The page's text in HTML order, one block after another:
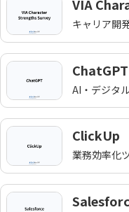
VIA
キャリア開
ChatGPT
AI・デジタ
ClickUp
業務効率化